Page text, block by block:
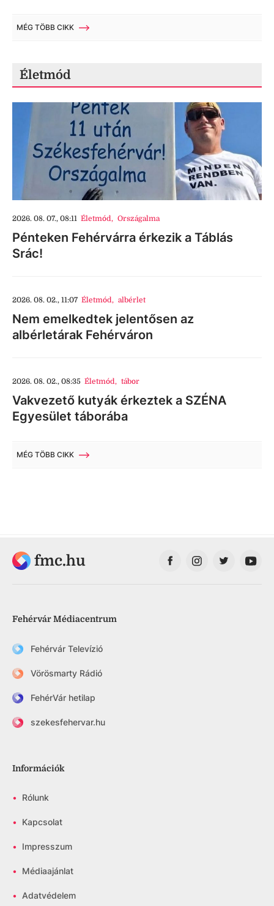
MÉG TÖBB CIKK
Életmód
2026. 08. 07., 08:11 Életmód, Országalma
Pénteken Fehérvárra érkezik a Táblás
Srác!
2026. 08. 02., 11:07 Életmód, albérlet
Nem emelkedtek jelentősen az
albérletárak Fehérváron
2026. 08. 02., 08:35 Életmód, tábor
Vakvezető kutyák érkeztek a SZÉNA
Egyesület táborába
MÉG TÖBB CIKK
fmc.hu
Fehérvár Médiacentrum
Fehérvár Televízió
Vörösmarty Rádió
FehérVár hetilap
szekesfehervar.hu
Információk
• Rólunk
• Kapcsolat
• Impresszum
• Médiaajánlat
• Adatvédelem